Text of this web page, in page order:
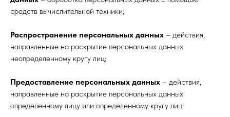
средств вычислительной техники;
Распространение персональных данных – действия,
направленные на раскрытие персональных данных
неопределенному кругу лиц;
Предоставление персональных данных – действия,
направленные на раскрытие персональных данных
определенному лицу или определенному кругу лиц;